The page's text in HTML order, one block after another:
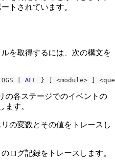
トされています。
を取得するには、次の構文を
ALL } [ <module> ] <
の各ステージでのイベントの
ます。
の変数とその値をトレースし
ログ記録をトレースします。